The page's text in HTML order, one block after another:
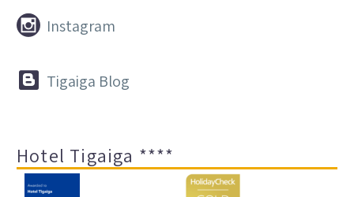

 Instagram

 Tigaiga Blog
Hotel Tigaiga ****